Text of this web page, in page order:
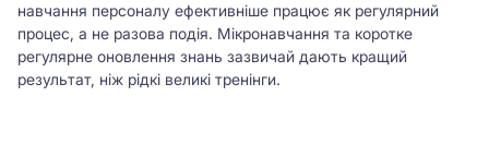
навчання персоналу ефективніше працює як регулярний
процес, а не разова подія. Мікронавчання та коротке
регулярне оновлення знань зазвичай дають кращий
результат, ніж рідкі великі тренінги.